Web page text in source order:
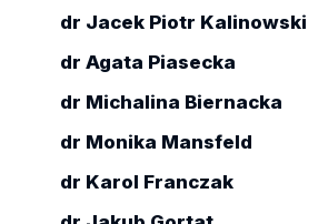
dr Jacek Piotr Kalinowski
dr Agata Piasecka
dr Michalina Biernacka
dr Monika Mansfeld
dr Karol Franczak